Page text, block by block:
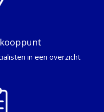
in een overzicht